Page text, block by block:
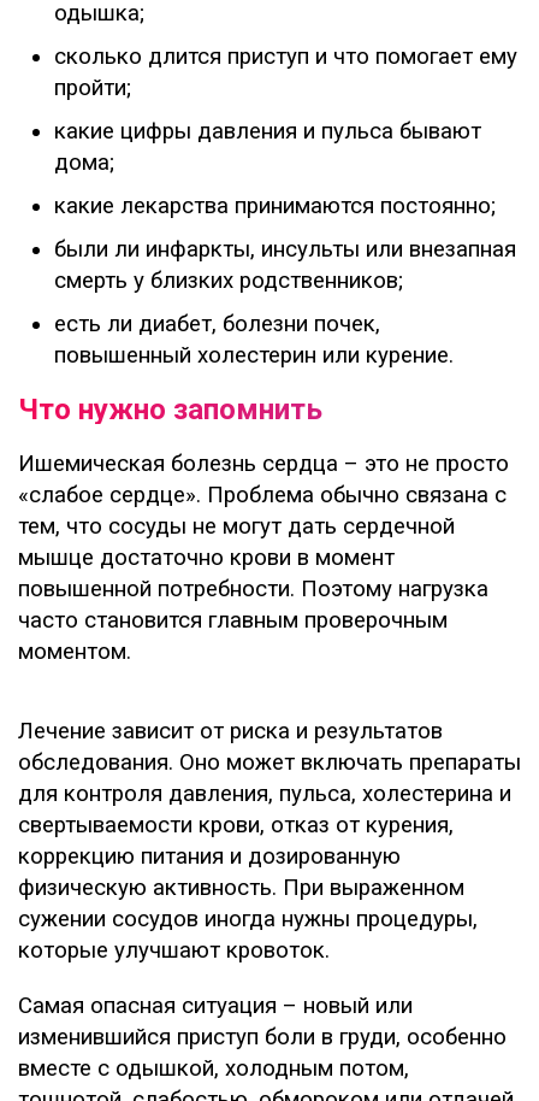
одышка;
сколько длится приступ и что помогает ему
пройти;
какие цифры давления и пульса бывают
дома;
какие лекарства принимаются постоянно;
были ли инфаркты, инсульты или внезапная
смерть у близких родственников;
есть ли диабет, болезни почек,
повышенный холестерин или курение.
Что нужно запомнить
Ишемическая болезнь сердца – это не просто
«слабое сердце». Проблема обычно связана с
тем, что сосуды не могут дать сердечной
мышце достаточно крови в момент
повышенной потребности. Поэтому нагрузка
часто становится главным проверочным
моментом.
Лечение зависит от риска и результатов
обследования. Оно может включать препараты
для контроля давления, пульса, холестерина и
свертываемости крови, отказ от курения,
коррекцию питания и дозированную
физическую активность. При выраженном
сужении сосудов иногда нужны процедуры,
которые улучшают кровоток.
Самая опасная ситуация – новый или
изменившийся приступ боли в груди, особенно
вместе с одышкой, холодным потом,